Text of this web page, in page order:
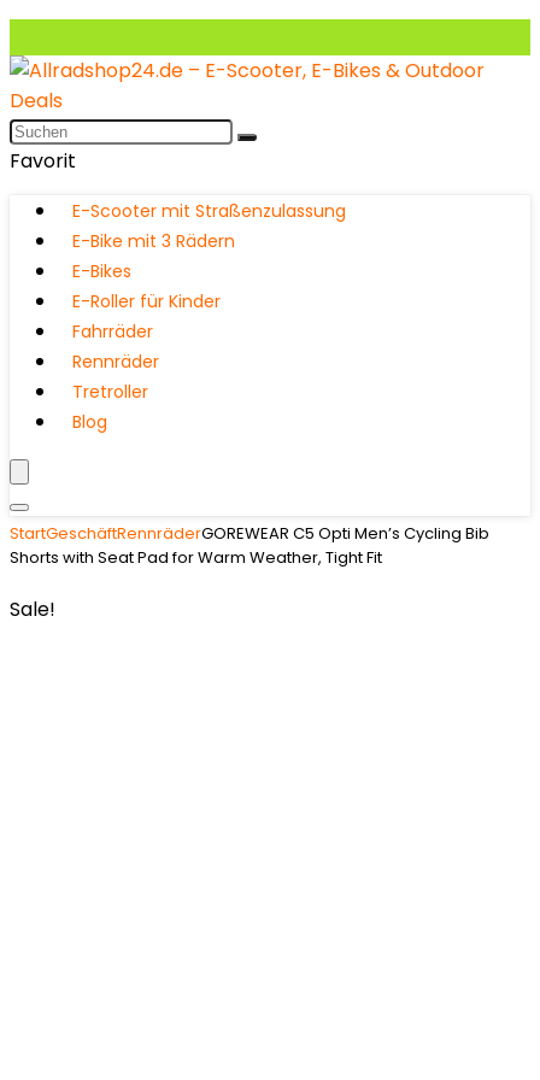
Favorit
E-Scooter mit Straßenzulassung
E-Bike mit 3 Rädern
E-Bikes
E-Roller für Kinder
Fahrräder
Rennräder
Tretroller
Blog
StartGeschäftRennräderGOREWEAR C5 Opti Men’s Cycling Bib
Shorts with Seat Pad for Warm Weather, Tight Fit
Sale!